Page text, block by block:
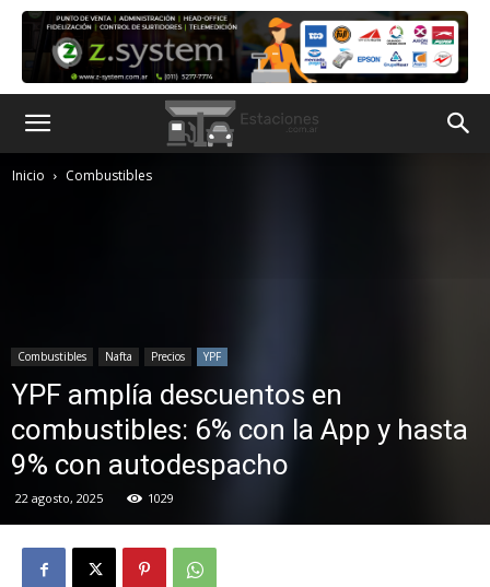
Inicio Combustibles
Combustibles Nafta Precios YPF
YPF amplía descuentos en
combustibles: 6% con la App y hasta
9% con autodespacho
22 agosto, 2025 1029